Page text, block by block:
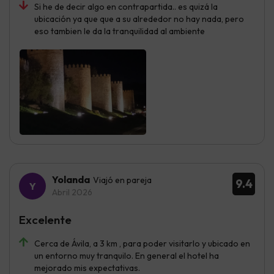
Si he de decir algo en contrapartida.. es quizá la
ubicación ya que que a su alrededor no hay nada, pero
eso tambien le da la tranquilidad al ambiente
9.4
Yolanda Viajó en pareja
Abril 2026
Cerca de Ávila, a 3 km , para poder visitarlo y ubicado en
un entorno muy tranquilo. En general el hotel ha
mejorado mis expectativas.
Excelente